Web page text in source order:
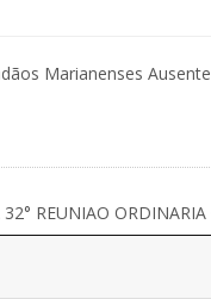
Marianenses
REUNIAO